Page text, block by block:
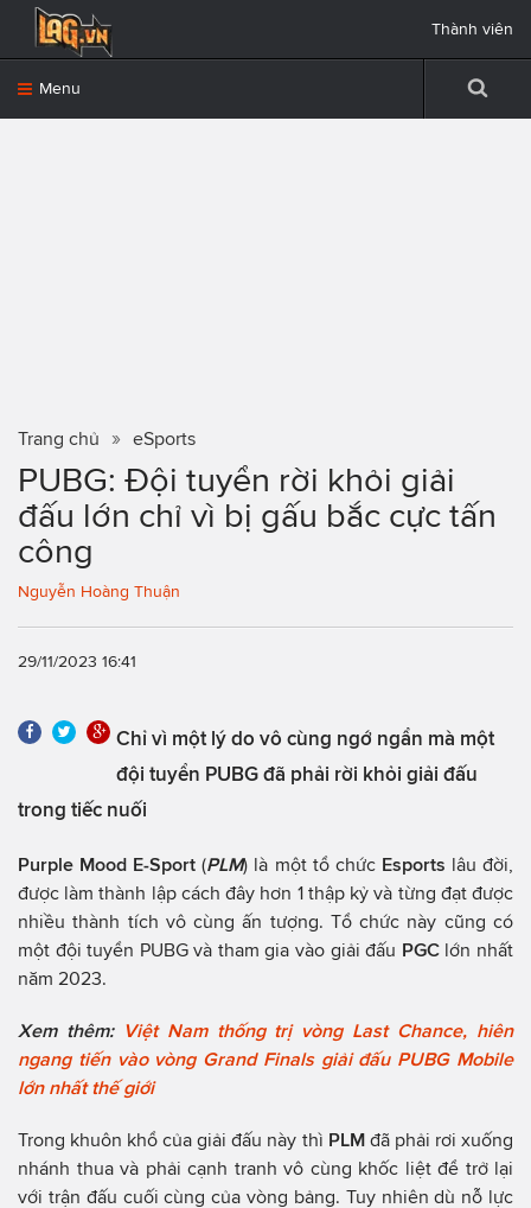
Menu
Thành viên
Trang chủ eSports
PUBG: Đội tuyển rời khỏi giải
đấu lớn chỉ vì bị gấu bắc cực tấn
công
Nguyễn Hoàng Thuận
29/11/2023 16:41
Chỉ vì một lý do vô cùng ngớ ngẩn mà một
đội tuyển PUBG đã phải rời khỏi giải đấu
trong tiếc nuối
Purple Mood E-Sport (PLM) là một tổ chức Esports lâu đời,
được làm thành lập cách đây hơn 1 thập kỷ và từng đạt được
nhiều thành tích vô cùng ấn tượng. Tổ chức này cũng có
một đội tuyển PUBG và tham gia vào giải đấu PGC lớn nhất
năm 2023.
Xem thêm: Việt Nam thống trị vòng Last Chance, hiên
ngang tiến vào vòng Grand Finals giải đấu PUBG Mobile
lớn nhất thế giới
Trong khuôn khổ của giải đấu này thì PLM đã phải rơi xuống
nhánh thua và phải cạnh tranh vô cùng khốc liệt để trở lại
với trận đấu cuối cùng của vòng bảng. Tuy nhiên dù nỗ lực